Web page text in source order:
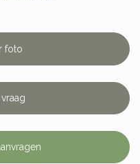
foto
vraag